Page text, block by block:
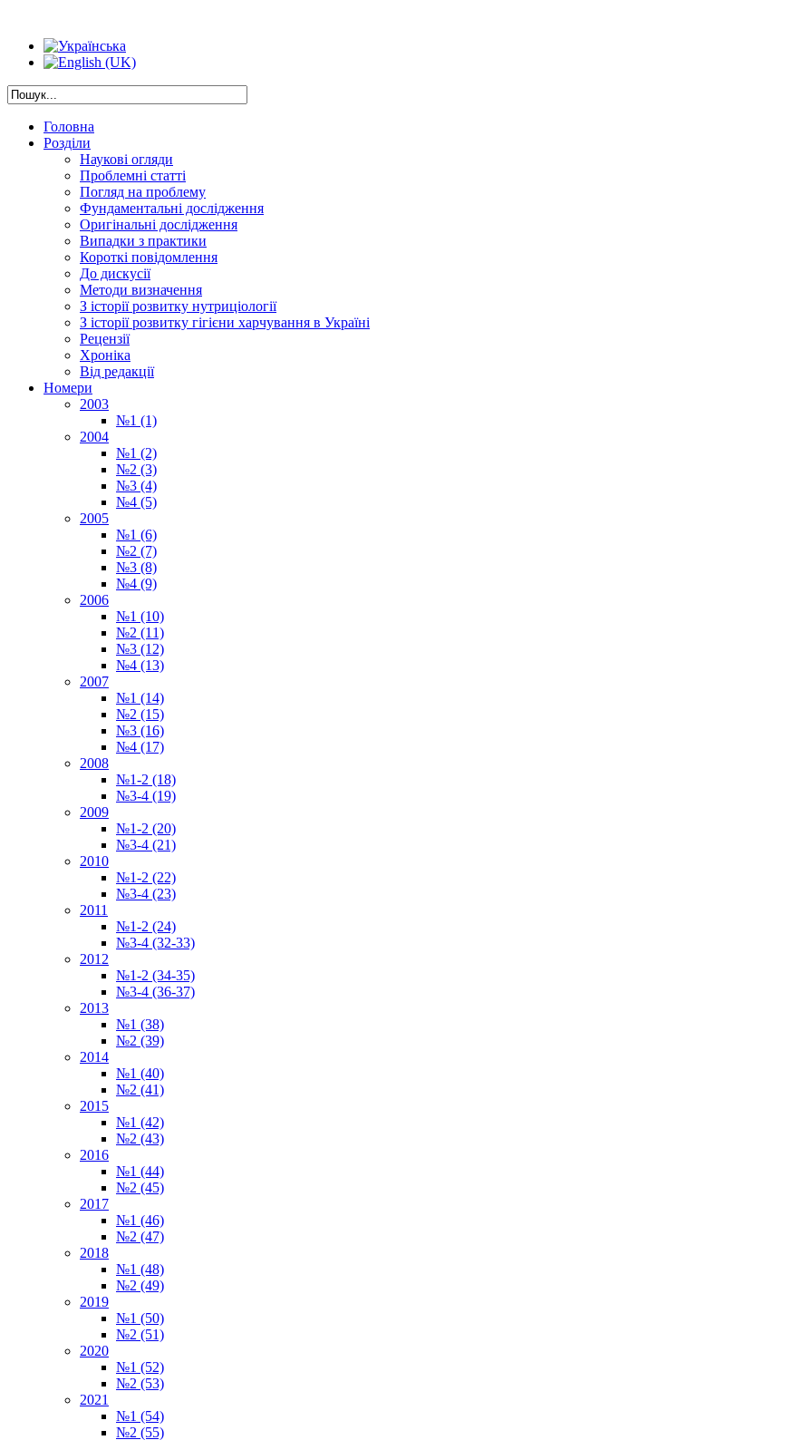
Головна
Розділи
Наукові огляди
Проблемні статті
Погляд на проблему
Фундаментальні дослідження
Оригінальні дослідження
Випадки з практики
Короткі повідомлення
До дискусії
Методи визначення
З історії розвитку нутриціології
З історії розвитку гігієни харчування в Україні
Рецензії
Хроніка
Від редакції
Номери
2003
№1 (1)
2004
№1 (2)
№2 (3)
№3 (4)
№4 (5)
2005
№1 (6)
№2 (7)
№3 (8)
№4 (9)
2006
№1 (10)
№2 (11)
№3 (12)
№4 (13)
2007
№1 (14)
№2 (15)
№3 (16)
№4 (17)
2008
№1-2 (18)
№3-4 (19)
2009
№1-2 (20)
№3-4 (21)
2010
№1-2 (22)
№3-4 (23)
2011
№1-2 (24)
№3-4 (32-33)
2012
№1-2 (34-35)
№3-4 (36-37)
2013
№1 (38)
№2 (39)
2014
№1 (40)
№2 (41)
2015
№1 (42)
№2 (43)
2016
№1 (44)
№2 (45)
2017
№1 (46)
№2 (47)
2018
№1 (48)
№2 (49)
2019
№1 (50)
№2 (51)
2020
№1 (52)
№2 (53)
2021
№1 (54)
№2 (55)